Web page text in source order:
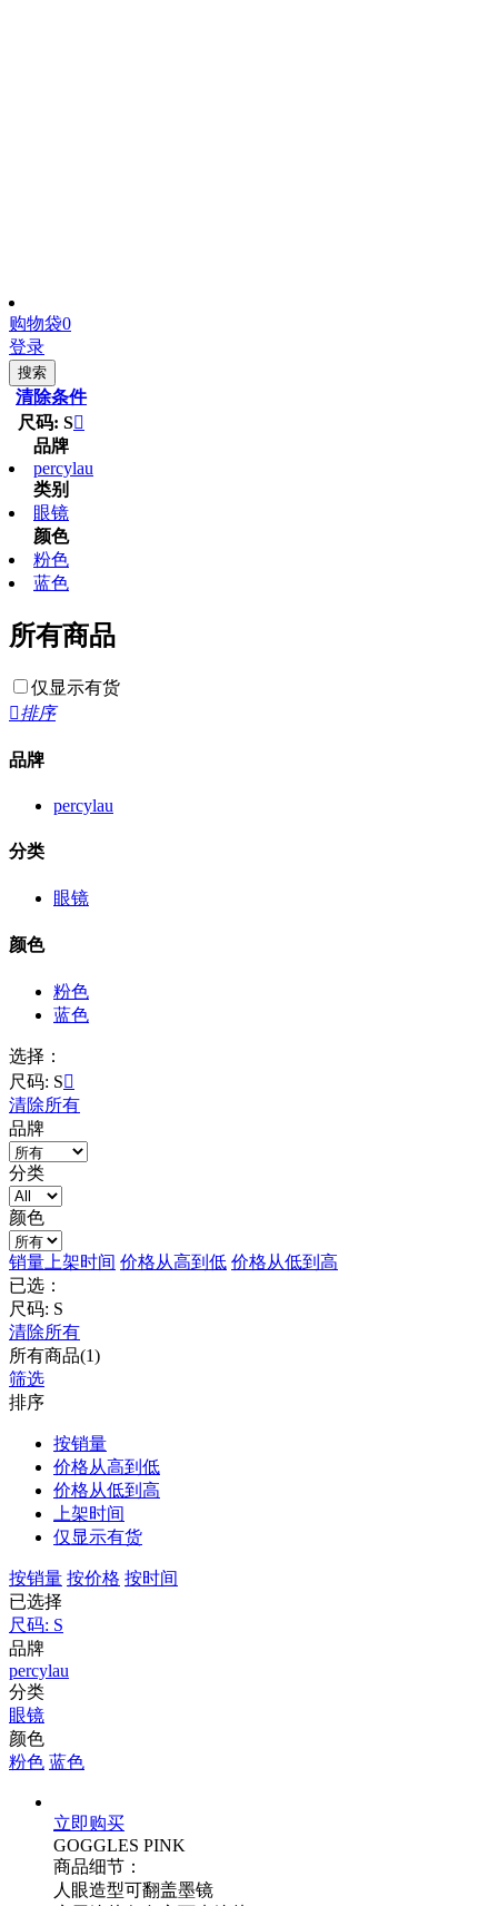
购物袋0
登录
搜索
清除条件
尺码: S
品牌
percylau
类别
眼镜
颜色
粉色
蓝色
所有商品
仅显示有货
排序
品牌
percylau
分类
眼镜
颜色
粉色
蓝色
选择：
尺码: S
清除所有
品牌
分类
颜色
销量上架时间 价格从高到低 价格从低到高
已选：
尺码: S
清除所有
所有商品(1)
筛选
排序
按销量
价格从高到低
价格从低到高
上架时间
仅显示有货
按销量 按价格 按时间
已选择
尺码: S
品牌
percylau
分类
眼镜
颜色
粉色 蓝色
立即购买
GOGGLES PINK
商品细节：
人眼造型可翻盖墨镜